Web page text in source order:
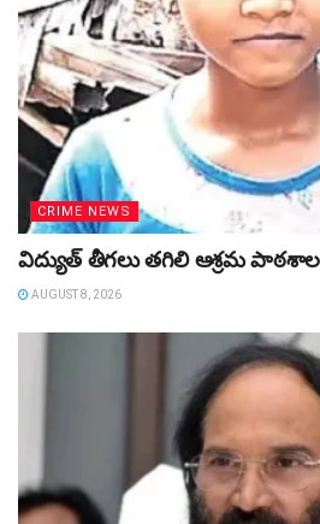
CRIME NEWS
విద్యుత్‌ తీగలు తగిలి ఆశ్రమ
AUGUST 8, 2026